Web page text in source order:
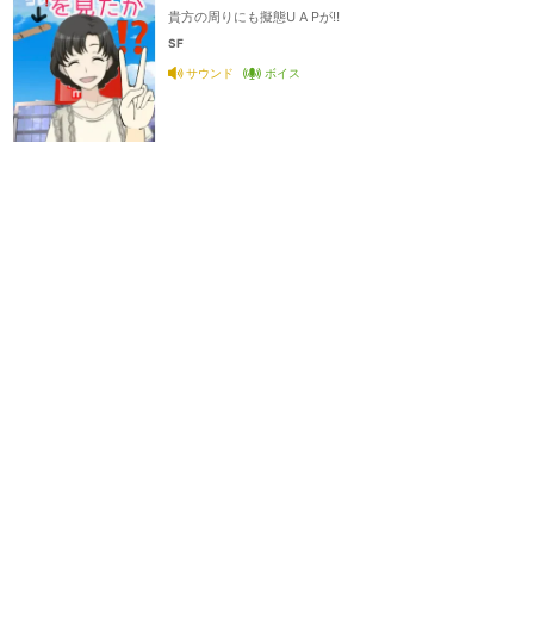
貴方の周りにも擬態U A Pが‼️
SF
サウンド ボイス